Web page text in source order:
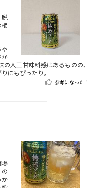
脱
梅
か
人工甘味料感はあるものの、
にもぴったり。
参考になった！
場
か